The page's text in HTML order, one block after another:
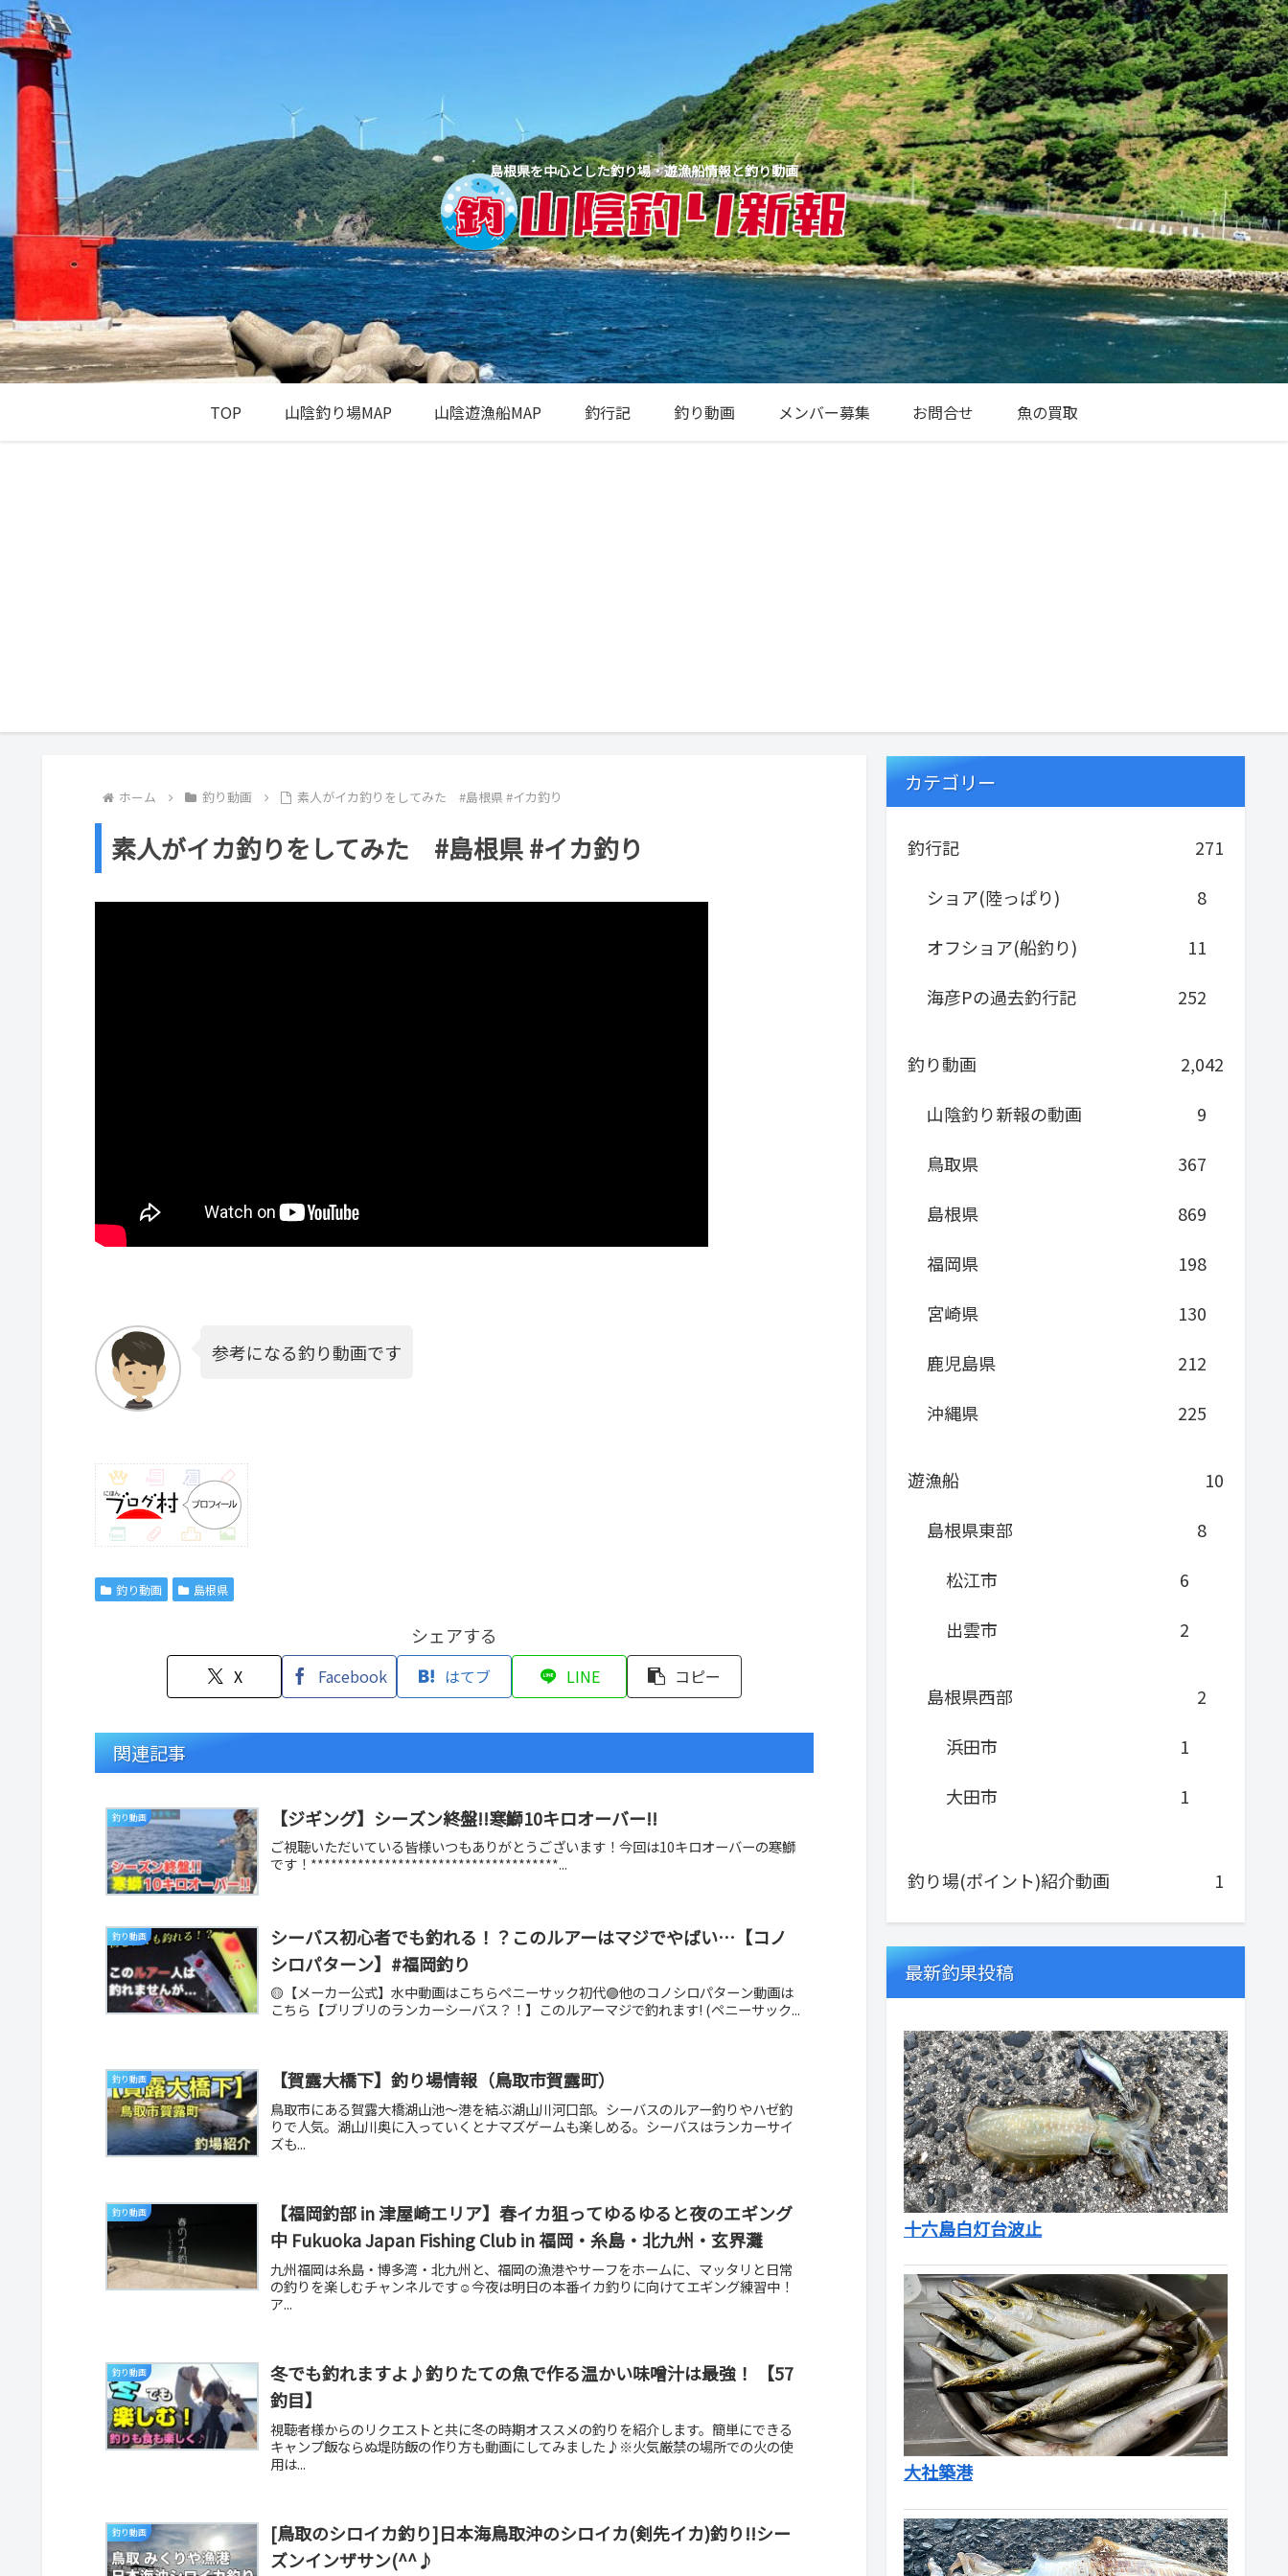
島根県を中心とした釣り場・遊漁船情報と釣り動画
TOP 山陰釣り場MAP 山陰遊漁船MAP 釣行記 釣り動画 メンバー募集 お問合せ 魚の買取
ホーム 釣り動画 素人がイカ釣りをしてみた #島根県 #イカ釣り
素人がイカ釣りをしてみた #島根県 #イカ釣り
参考になる釣り動画です
釣り動画 島根県
シェアする
X Facebook はてブ LINE コピー
関連記事
釣り動画 【ジギング】シーズン終盤!!寒鰤10キロオーバー!!
ご視聴いただいている皆様いつもありがとうございます！今回は10キロオーバーの寒鰤
です！*************************************...
釣り動画
シーバス初心者でも釣れる！？このルアーはマジでやばい…【コノ
シロパターン】#福岡釣り
🟡【メーカー公式】水中動画はこちらペニーサック初代🟣他のコノシロパターン動画は
こちら【ブリブリのランカーシーバス？！】このルアーマジで釣れます! (ペニーサック...
釣り動画 【賀露大橋下】釣り場情報（鳥取市賀露町）
鳥取市にある賀露大橋湖山池〜港を結ぶ湖山川河口部。シーバスのルアー釣りやハゼ釣
りで人気。湖山川奥に入っていくとナマズゲームも楽しめる。シーバスはランカーサイ
ズも...
釣り動画
【福岡釣部 in 津屋崎エリア】春イカ狙ってゆるゆると夜のエギング
中 Fukuoka Japan Fishing Club in 福岡・糸島・北九州・玄界灘
九州福岡は糸島・博多湾・北九州と、福岡の漁港やサーフをホームに、マッタリと日常
の釣りを楽しむチャンネルです☺️今夜は明日の本番イカ釣りに向けてエギング練習中！
ア...
釣り動画
冬でも釣れますよ♪釣りたての魚で作る温かい味噌汁は最強！ 【57
釣目】
視聴者様からのリクエストと共に冬の時期オススメの釣りを紹介します。簡単にできる
キャンプ飯ならぬ堤防飯の作り方も動画にしてみました♪※火気厳禁の場所での火の使
用は...
釣り動画
[鳥取のシロイカ釣り]日本海鳥取沖のシロイカ(剣先イカ)釣り!!シー
ズンインザサン(^^♪
カテゴリー
釣行記
271
ショア(陸っぱり)
8
オフショア(船釣り)
11
海彦Pの過去釣行記
252
釣り動画
2,042
山陰釣り新報の動画
9
鳥取県
367
島根県
869
福岡県
198
宮崎県
130
鹿児島県
212
沖縄県
225
遊漁船
10
島根県東部
8
松江市
6
出雲市
2
島根県西部
2
浜田市
1
大田市
1
釣り場(ポイント)紹介動画 1
最新釣果投稿
十六島白灯台波止
大社築港